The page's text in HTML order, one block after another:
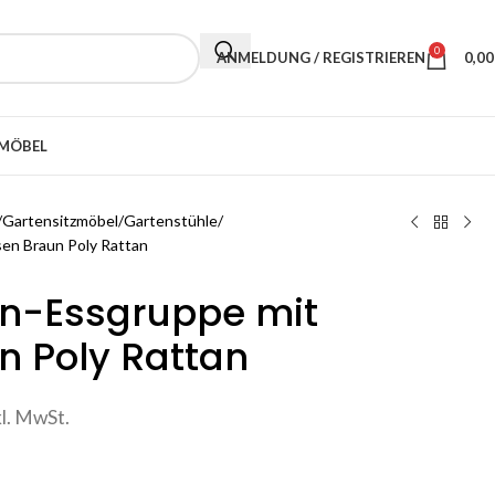
ANMELDUNG / REGISTRIEREN 0
Gartensitzmöbel Gartenstühle
Braun Poly Rattan
Essgruppe mit
Poly Rattan
MwSt.